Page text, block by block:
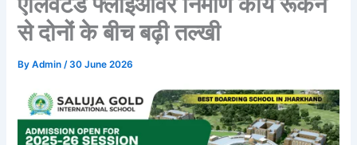
से दोनों के बीच बढ़ी तल्खी
ByAdmin/30 June 2026